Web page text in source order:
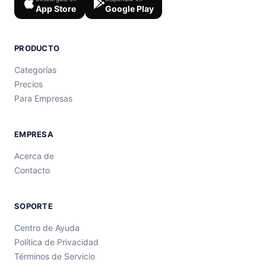
App Store Google Play
PRODUCTO
Categorías
Precios
Para Empresas
EMPRESA
Acerca de
Contacto
SOPORTE
Centro de Ayuda
Política de Privacidad
Términos de Servicio